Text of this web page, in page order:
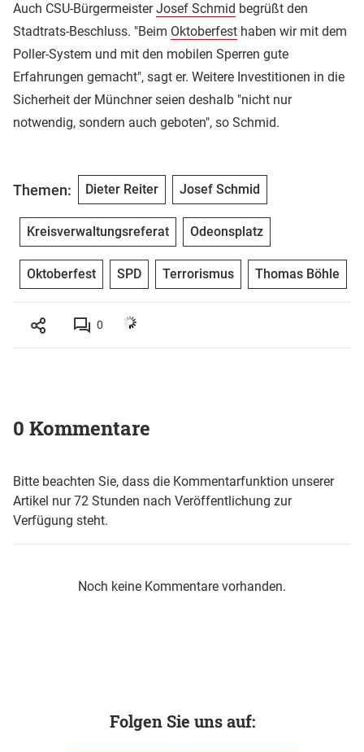
Auch CSU-BürgermeisterJosef Schmid begrüßt den
Stadtrats-Beschluss. "Beim Oktoberfest haben wir mit dem
Poller-System und mit den mobilen Sperren gute
Erfahrungen gemacht", sagt er. Weitere Investitionen in die
Sicherheit der Münchner seien deshalb "nicht nur
notwendig, sondern auch geboten", so Schmid.
Themen: Dieter Reiter Josef Schmid
Kreisverwaltungsreferat Odeonsplatz
Oktoberfest SPD Terrorismus Thomas Böhle
0
0 Kommentare
Bitte beachten Sie, dass die Kommentarfunktion unserer
Artikel nur 72 Stunden nach Veröffentlichung zur
Verfügung steht.
Noch keine Kommentare vorhanden.
Folgen Sie uns auf: